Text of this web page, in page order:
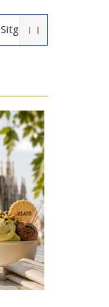
hoteleria